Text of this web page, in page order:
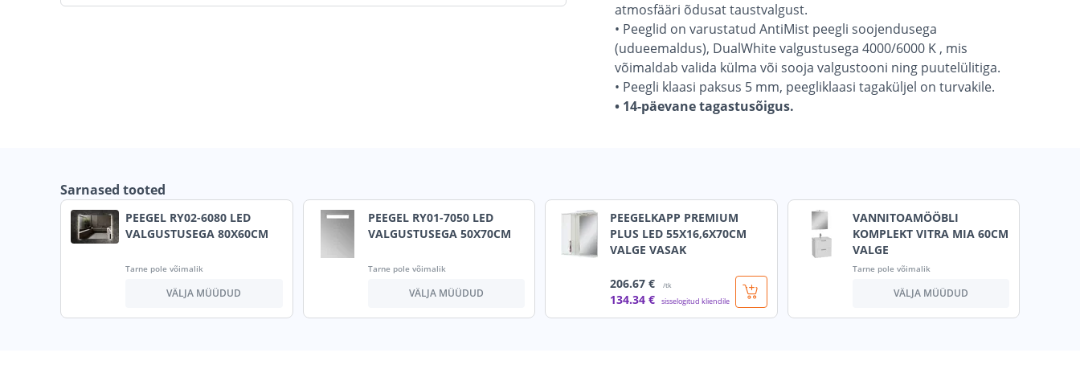
atmosfääri õdusat taustvalgust.
• Peeglid on varustatud AntiMist peegli soojendusega
(udueemaldus), DualWhite valgustusega 4000/6000 K , mis
võimaldab valida külma või sooja valgustooni ning puutelülitiga.
• Peegli klaasi paksus 5 mm, peegliklaasi tagaküljel on turvakile.
• 14-päevane tagastusõigus.
Sarnased tooted
PEEGEL RY02-6080 LED
VALGUSTUSEGA 80X60CM
Tarne pole võimalik
VÄLJA MÜÜDUD
PEEGEL RY01-7050 LED
VALGUSTUSEGA 50X70CM
Tarne pole võimalik
VÄLJA MÜÜDUD
PEEGELKAPP PREMIUM
PLUS LED 55X16,6X70CM
VALGE VASAK
206.67 € /tk
134.34 € sisselogitud kliendile
VANNITOAMÖÖBLI
KOMPLEKT VITRA MIA 60CM
VALGE
Tarne pole võimalik
VÄLJA MÜÜDUD